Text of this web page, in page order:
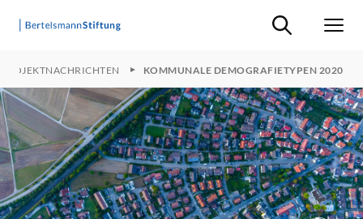
Suche ein-/
PROJEKTNACHRICHTEN KOMMUNALE DEMOGRAFIETYPEN 2020